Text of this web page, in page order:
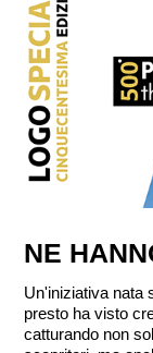
NE
Un'iniziativa nata
presto ha visto
catturando non